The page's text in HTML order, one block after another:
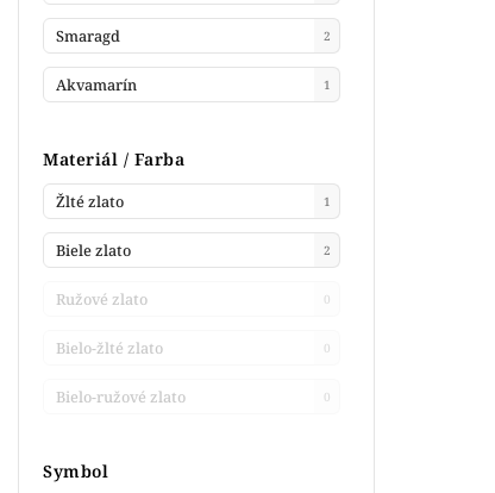
Smaragd 2
Akvamarín 1
Materiál / Farba
Žlté zlato 1
Biele zlato 2
Ružové zlato 0
Bielo-žlté zlato 0
Bielo-ružové zlato 0
Symbol